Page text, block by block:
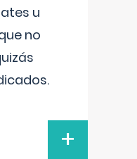
u
no
+